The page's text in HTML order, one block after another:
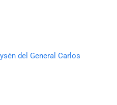
del General Carlos